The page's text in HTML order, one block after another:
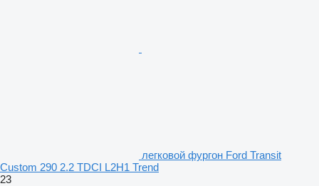
легковой фургон Ford Transit
Custom 290 2.2 TDCI L2H1 Trend
23